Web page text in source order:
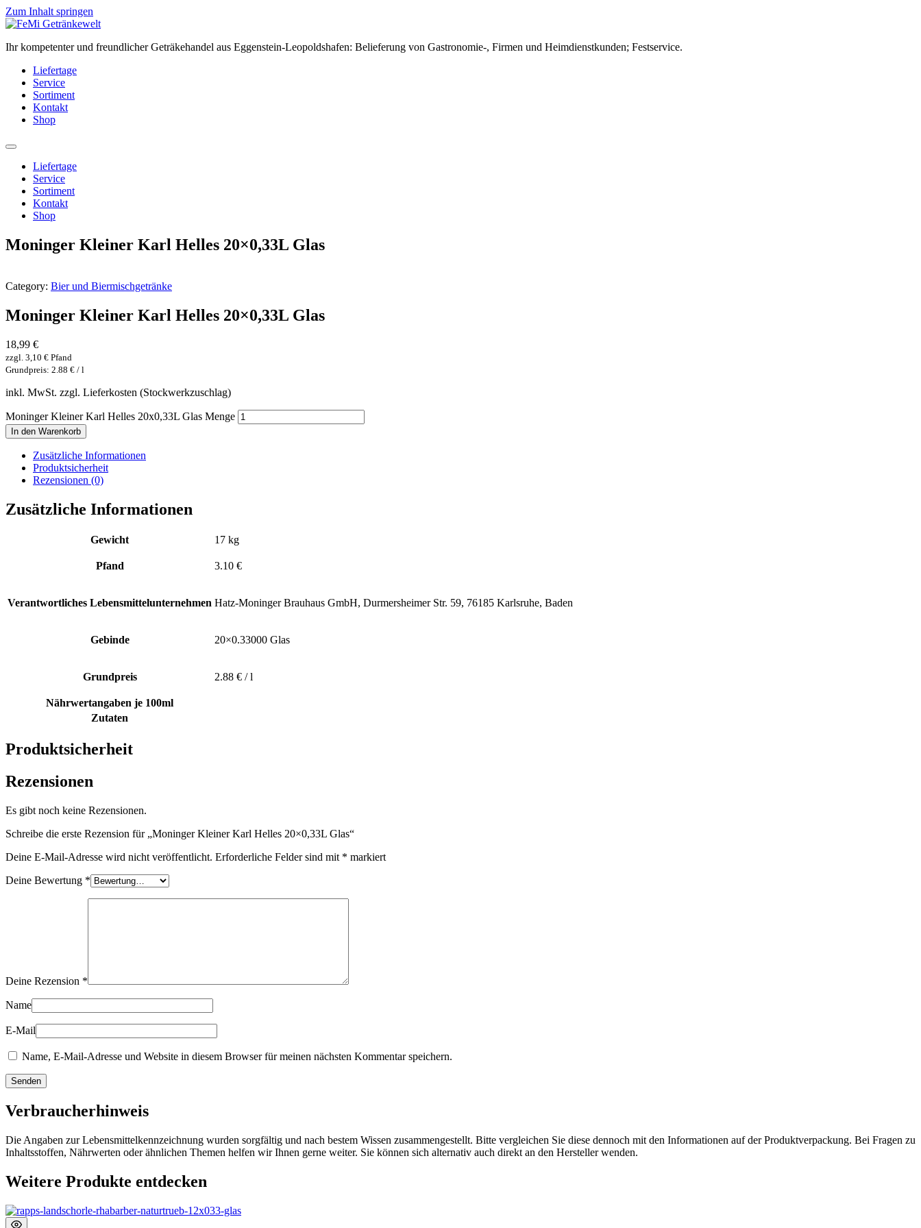
Zum Inhalt springen
Ihr kompetenter und freundlicher Geträkehandel aus Eggenstein-Leopoldshafen: Belieferung von Gastronomie-, Firmen und Heimdienstkunden; Festservice.
Liefertage
Service
Sortiment
Kontakt
Shop
Liefertage
Service
Sortiment
Kontakt
Shop
Moninger Kleiner Karl Helles 20×0,33L Glas
Category: Bier und Biermischgetränke
Moninger Kleiner Karl Helles 20×0,33L Glas
18,99 €
zzgl. 3,10 € Pfand
Grundpreis: 2.88 € / l
inkl. MwSt. zzgl. Lieferkosten (Stockwerkzuschlag)
Moninger Kleiner Karl Helles 20x0,33L Glas Menge
In den Warenkorb
Zusätzliche Informationen
Produktsicherheit
Rezensionen (0)
Zusätzliche Informationen
Gewicht 17 kg
Pfand 3.10 €
Verantwortliches Lebensmittelunternehmen Hatz-Moninger Brauhaus GmbH, Durmersheimer Str. 59, 76185 Karlsruhe, Baden
Gebinde 20×0.33000 Glas
Grundpreis 2.88 € / l
Nährwertangaben je 100ml
Zutaten
Produktsicherheit
Rezensionen
Es gibt noch keine Rezensionen.
Schreibe die erste Rezension für „Moninger Kleiner Karl Helles 20×0,33L Glas“
Deine E-Mail-Adresse wird nicht veröffentlicht. Erforderliche Felder sind mit * markiert
Deine Bewertung *
Deine Rezension *
Name
E-Mail
Name, E-Mail-Adresse und Website in diesem Browser für meinen nächsten Kommentar speichern.
Verbraucherhinweis
Die Angaben zur Lebensmittelkennzeichnung wurden sorgfältig und nach bestem Wissen zusammengestellt. Bitte vergleichen Sie diese dennoch mit den Informationen auf der Produktverpackung. Bei Fragen zu
Inhaltsstoffen, Nährwerten oder ähnlichen Themen helfen wir Ihnen gerne weiter. Sie können sich alternativ auch direkt an den Hersteller wenden.
Weitere Produkte entdecken